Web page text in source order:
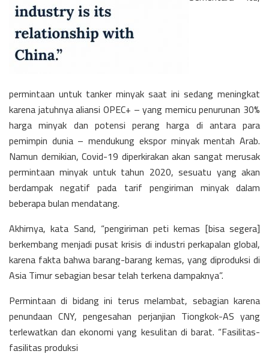
permintaan untuk tanker minyak saat ini sedang meningkat
karena jatuhnya aliansi OPEC+ – yang memicu penurunan 30%
harga minyak dan potensi perang harga di antara para
pemimpin dunia – mendukung ekspor minyak mentah Arab.
Namun demikian, Covid-19 diperkirakan akan sangat merusak
permintaan minyak untuk tahun 2020, sesuatu yang akan
berdampak negatif pada tarif pengiriman minyak dalam
beberapa bulan mendatang.
Akhirnya, kata Sand, “pengiriman peti kemas [bisa segera]
berkembang menjadi pusat krisis di industri perkapalan global,
karena fakta bahwa barang-barang kemas, yang diproduksi di
Asia Timur sebagian besar telah terkena dampaknya”.
Permintaan di bidang ini terus melambat, sebagian karena
penundaan CNY, pengesahan perjanjian Tiongkok-AS yang
terlewatkan dan ekonomi yang kesulitan di barat. “Fasilitas-
fasilitas produksi